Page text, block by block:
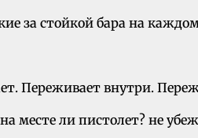
за стойкой бара на
Переживает внутри.
месте ли пистолет? не